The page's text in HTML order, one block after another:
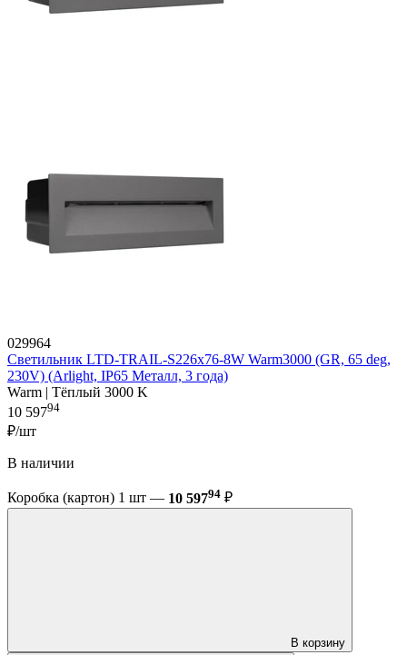
029964
Светильник LTD-TRAIL-S226x76-8W Warm3000 (GR, 65 deg,
230V) (Arlight, IP65 Металл, 3 года)
Warm | Тёплый 3000 K
10 59794
₽/шт
В наличии
Коробка (картон) 1 шт — 10 59794 ₽
В корзину